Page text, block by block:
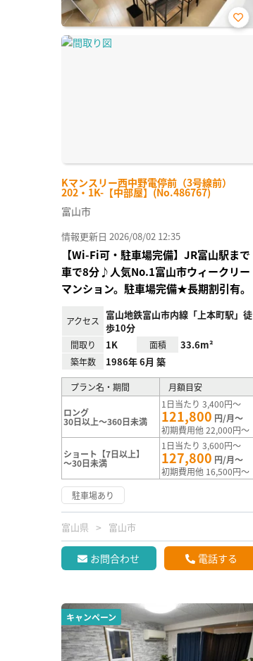
Kマンスリー西中野電停前（3号線前）
202・1K-【中部屋】(No.486767)
お気
富山市
情報更新日 2026/08/02 12:35
【Wi-Fi可・駐車場完備】JR富山駅まで
車で8分♪人気No.1富山市ウィークリー
マンション。駐車場完備★長期割引有。
アクセス
富山地鉄富山市内線「上本町駅」徒
歩10分
間取り 1K 面積 33.6m²
築年数 1986年 6月 築
プラン名・期間 月額目安
ロング
30日以上～360日未満
1日当たり 3,400円～
121,800 円/月～
初期費用他 22,000円～
ショート【7日以上】
～30日未満
1日当たり 3,600円～
127,800 円/月～
初期費用他 16,500円～
駐車場あり
富山県 富山市
お問合わせ 電話する
キャンペーン